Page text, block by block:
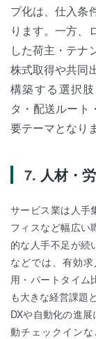
プ化は、仕入条
ります。一方、
した荷主・テナ
株式取得や共同
構築する選択
タ・配送ルート
要テーマとなり
人材・
サービス業は人手
フィスなど幅広い
的な人手不足が続
などでは、有効
用・パートタイム
も大きな経営課題
DXや自動化の進
動チェックイン